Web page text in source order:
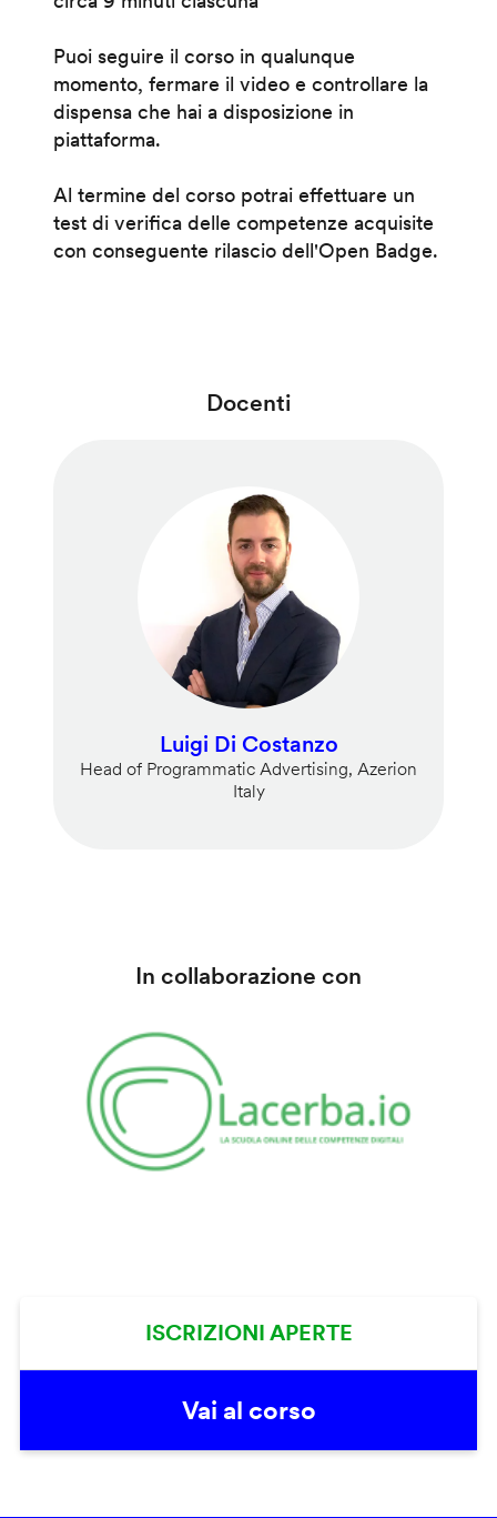
Puoi seguire il corso in qualunque
momento, fermare il video e controllare la
dispensa che hai a disposizione in
piattaforma.
Al termine del corso potrai effettuare un
test di verifica delle competenze acquisite
con conseguente rilascio dell'Open Badge.
Docenti
Luigi Di Costanzo
Head of Programmatic Advertising, Azerion
Italy
In collaborazione con
ISCRIZIONI APERTE
Vai al corso